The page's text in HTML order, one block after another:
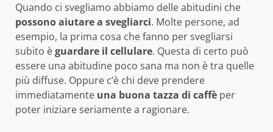
Quando ci svegliamo abbiamo delle abitudini che
possono aiutare a svegliarci. Molte persone, ad
esempio, la prima cosa che fanno per svegliarsi
subito èguardare il cellulare. Questa di certo può
essere una abitudine poco sana ma non è tra quelle
più diffuse. Oppure c’è chi deve prendere
immediatamente una buona tazza di caffè per
poter iniziare seriamente a ragionare.